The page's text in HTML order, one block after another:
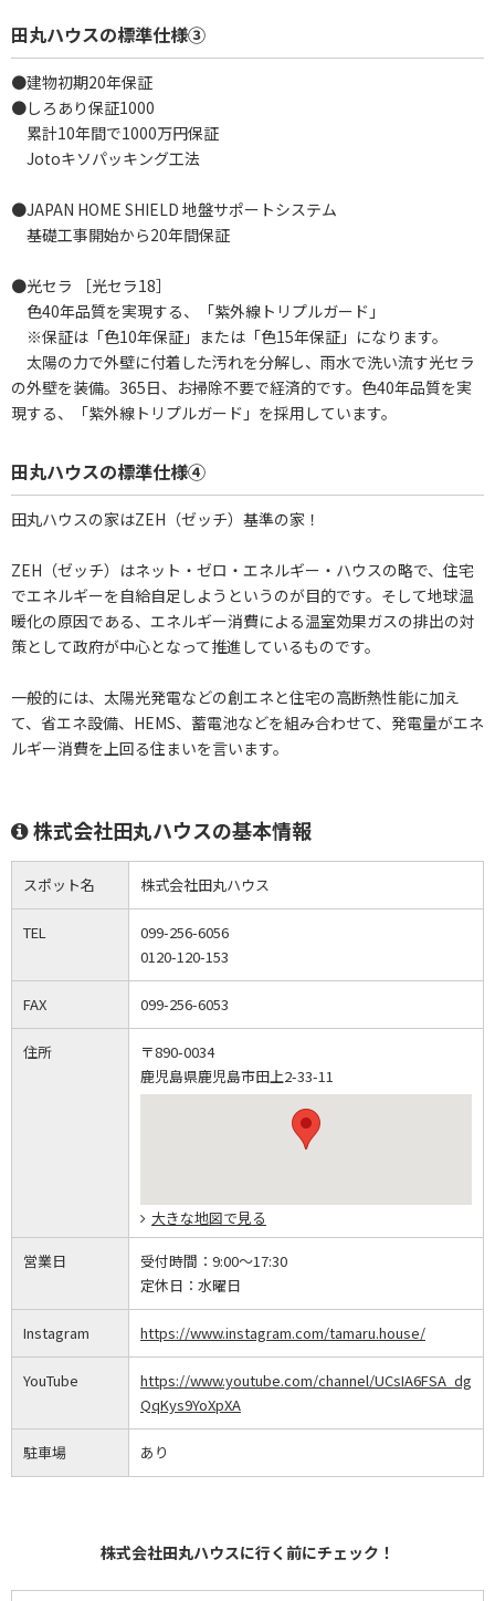
田丸ハウスの標準仕様③
●建物初期20年保証
●しろあり保証1000
累計10年間で1000万円保証
Jotoキソパッキング工法
●JAPAN HOME SHIELD 地盤サポートシステム
基礎工事開始から20年間保証
●光セラ ［光セラ18］
色40年品質を実現する、「紫外線トリプルガード」
※保証は「色10年保証」または「色15年保証」になります。
太陽の力で外壁に付着した汚れを分解し、雨水で洗い流す光セラ
の外壁を装備。365日、お掃除不要で経済的です。色40年品質を実
現する、「紫外線トリプルガード」を採用しています。
田丸ハウスの標準仕様④
田丸ハウスの家はZEH（ゼッチ）基準の家！
ZEH（ゼッチ）はネット・ゼロ・エネルギー・ハウスの略で、住宅
でエネルギーを自給自足しようというのが目的です。そして地球温
暖化の原因である、エネルギー消費による温室効果ガスの排出の対
策として政府が中心となって推進しているものです。
一般的には、太陽光発電などの創エネと住宅の高断熱性能に加え
て、省エネ設備、HEMS、蓄電池などを組み合わせて、発電量がエネ
ルギー消費を上回る住まいを言います。
株式会社田丸ハウスの基本情報
スポット名 株式会社田丸ハウス
TEL
099-256-6056
0120-120-153
FAX 099-256-6053
住所
〒890-0034
鹿児島県鹿児島市田上2-33-11
大きな地図で見る
営業日 受付時間： 9:00～17:30
定休日： 水曜日
Instagram https://www.instagram.com/tamaru.house/
YouTube
https://www.youtube.com/channel/UCsIA6FSA_dg
QqKys9YoXpXA
駐車場 あり
株式会社田丸ハウスに行く前にチェック！